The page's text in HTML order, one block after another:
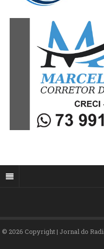
© 2026 Copyright | Jornal do